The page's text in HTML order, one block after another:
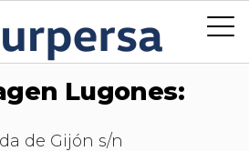
Lugones:
de Gijón s/n